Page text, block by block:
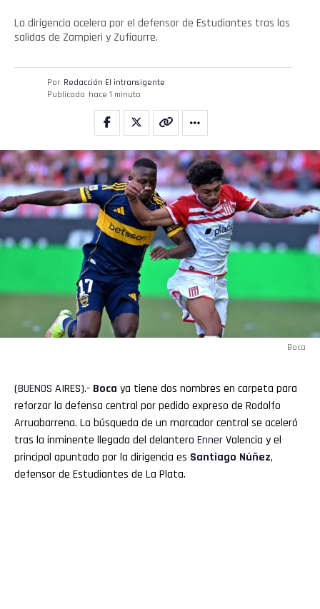
La dirigencia acelera por el defensor de Estudiantes tras las
salidas de Zampieri y Zufiaurre.
Por Redacción El intransigente
Publicado hace 1 minuto
Boca
(BUENOS AIRES).- Boca ya tiene dos nombres en carpeta para
reforzar la defensa central por pedido expreso de Rodolfo
Arruabarrena. La búsqueda de un marcador central se aceleró
tras la inminente llegada del delantero EnnerValencia y el
principal apuntado por la dirigencia es Santiago Núñez,
defensor de Estudiantes de La Plata.